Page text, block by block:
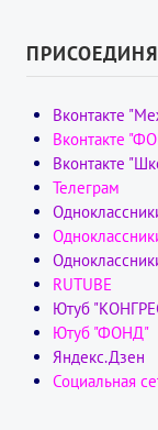
Вконтакте
Вконтакте
Вконтакте
Телеграм
RUTUBE
Ютуб
Ютуб "ФОНД"
Яндекс.Дзен
Социальная